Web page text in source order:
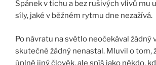
Spánek v tichu a bez rušivých vlivů mu
síly, jaké v běžném rytmu dne nezažívá.
Po návratu na světlo neočekával žádný
skutečně žádný nenastal. Mluvil o tom,
úplně jiný člověk, ale spíš jako někdo,